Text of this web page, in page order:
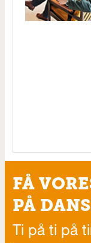
FÅ
PÅ
Ti på ti på